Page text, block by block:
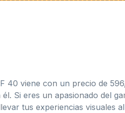
40 viene con un precio de
Si eres un apasionado del
tus experiencias visuales